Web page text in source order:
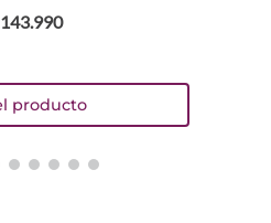
143.990